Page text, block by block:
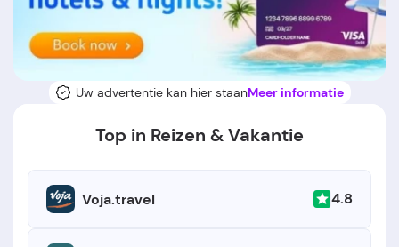
Uw advertentie kan hier staanMeer informatie
Top in Reizen & Vakantie
Voja.travel 4.8